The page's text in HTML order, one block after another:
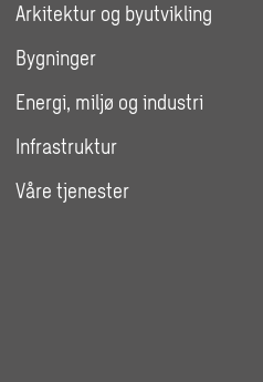
Arkitektur og byutvikling
Bygninger
Energi, miljø og industri
Infrastruktur
Våre tjenester